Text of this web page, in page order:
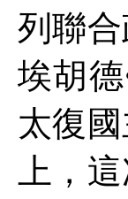
列聯
埃胡
太復
上，